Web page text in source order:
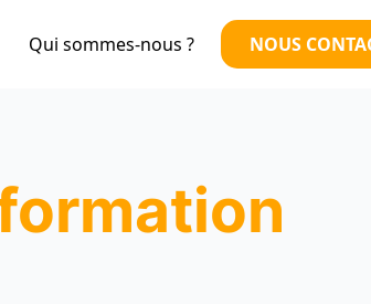
Qui sommes-nous ? NOUS